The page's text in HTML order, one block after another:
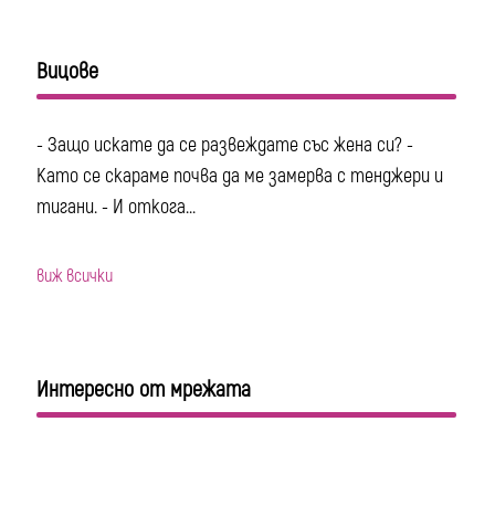
Вицове
- Защо искате да се развеждате със жена си? -
Като се скараме почва да ме замерва с тенджери и
тигани. - И откога...
виж всички
Интересно от мрежата